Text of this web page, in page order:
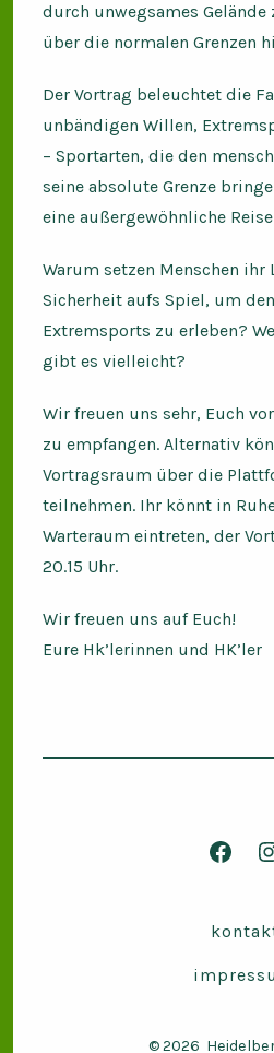
durch unwegsames
über die normalen Grenzen
Der Vortrag beleuchtet die
unbändigen Willen,
– Sportarten, die den
seine absolute Grenze
eine außergewöhnliche
Warum setzen Menschen ihr
Sicherheit aufs Spiel, um
Extremsports zu erleben?
gibt es vielleicht?
Wir freuen uns sehr, Euch
zu empfangen. Alternativ
Vortragsraum über die
teilnehmen. Ihr könnt in
Warteraum eintreten, der
20.15 Uhr.
Wir freuen uns auf Euch!
Eure Hk’lerinnen und HK’ler
neuem
öffnen
© 2026